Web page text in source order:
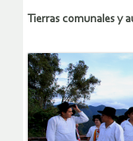
Tierras comunales y